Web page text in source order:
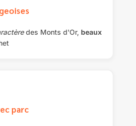
des Monts d'Or, beaux
parc